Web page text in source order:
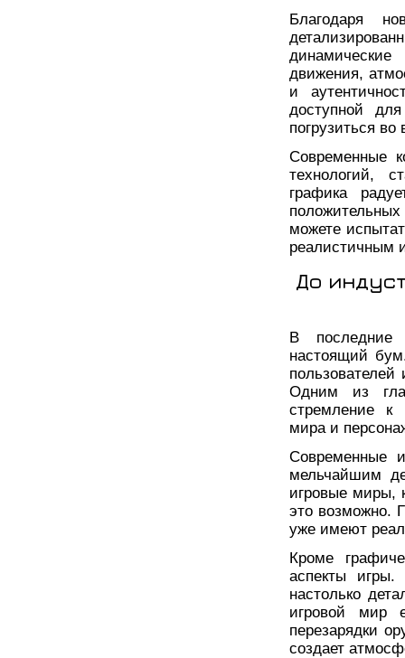
Благодаря
движения,
и
доступной
погрузиться
Современные
технологий,
графика
можете
реалистичным
До
В последние
настоящий
Одним из
стремление к
мира и
Современные
мельчайшим
игровые миры,
это возможно.
уже имеют
Кроме
аспекты игры.
настолько
игровой мир
перезарядки
создает